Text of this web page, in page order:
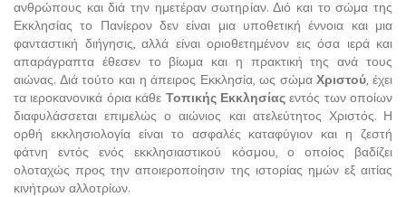
ανθρώπους και διά την ημετέραν σωτηρίαν. Διό και το σώμα της
Εκκλησίας το Πανίερον δεν είναι μια υποθετική έννοια και μια
φανταστική διήγησις, αλλά είναι οριοθετημένον εις όσα ιερά και
απαράγραπτα έθεσεν το βίωμα και η πρακτική της ανά τους
αιώνας. Διά τούτο και η άπειρος Εκκλησία, ως σώμαΧριστού, έχει
τα ιεροκανονικά όρια κάθε Τοπικής Εκκλησίαςεντός των οποίων
διαφυλάσσεται επιμελώς ο αιώνιος και ατελεύτητος Χριστός. Η
ορθή εκκλησιολογία είναι το ασφαλές καταφύγιον και η ζεστή
φάτνη εντός ενός εκκλησιαστικού κόσμου, ο οποίος βαδίζει
ολοταχώς προς την αποιεροποίησιν της ιστορίας ημών εξ αιτίας
κινήτρων αλλοτρίων.